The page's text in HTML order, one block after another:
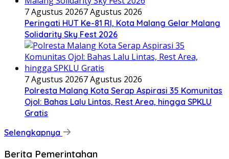
7 Agustus 20267 Agustus 2026
Peringati HUT Ke-81 RI, Kota Malang Gelar Malang
Solidarity Sky Fest 2026
7 Agustus 20267 Agustus 2026
Polresta Malang Kota Serap Aspirasi 35 Komunitas
Ojol: Bahas Lalu Lintas, Rest Area, hingga SPKLU
Gratis
Selengkapnya
Berita Pemerintahan